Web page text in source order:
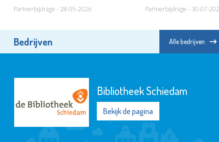
Partnerbijdrage - 28-05-2026 Partnerbijdrage - 30-07-
Bedrijven Alle bedrijven
Bibliotheek Schiedam
Bekijk de pagina